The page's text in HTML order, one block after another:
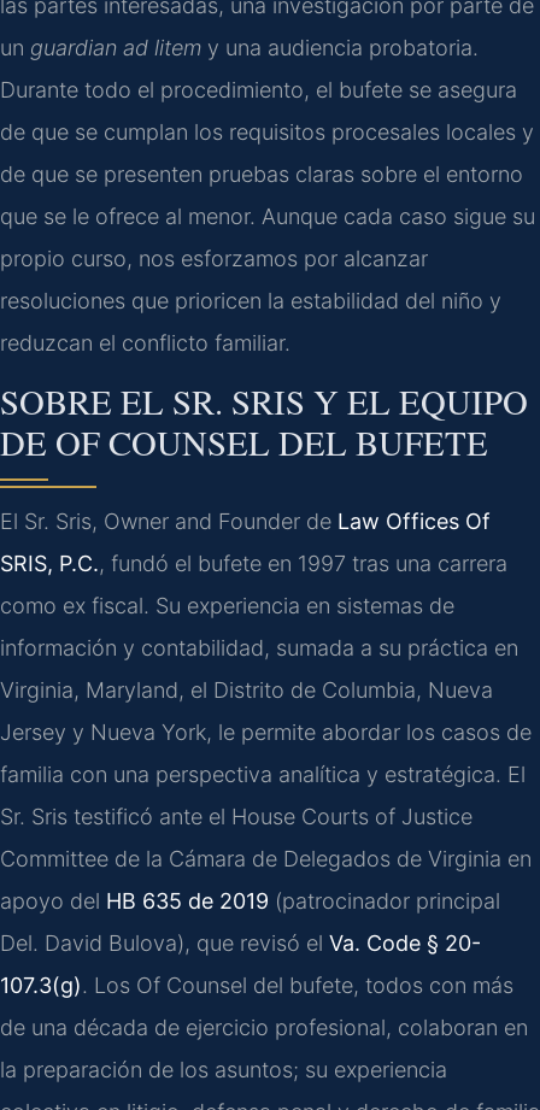
un guardian ad litem y una audiencia probatoria.
Durante todo el procedimiento, el bufete se asegura
de que se cumplan los requisitos procesales locales y
de que se presenten pruebas claras sobre el entorno
que se le ofrece al menor. Aunque cada caso sigue su
propio curso, nos esforzamos por alcanzar
resoluciones que prioricen la estabilidad del niño y
reduzcan el conflicto familiar.
SOBRE EL SR. SRIS Y EL EQUIPO
DE OF COUNSEL DEL BUFETE
El Sr. Sris, Owner and Founder de Law Offices Of
SRIS, P.C., fundó el bufete en 1997 tras una carrera
como ex fiscal. Su experiencia en sistemas de
información y contabilidad, sumada a su práctica en
Virginia, Maryland, el Distrito de Columbia, Nueva
Jersey y Nueva York, le permite abordar los casos de
familia con una perspectiva analítica y estratégica. El
Sr. Sris testificó ante el House Courts of Justice
Committee de la Cámara de Delegados de Virginia en
apoyo del HB 635 de 2019 (patrocinador principal
Del. David Bulova), que revisó el Va. Code § 20-
107.3(g). Los Of Counsel del bufete, todos con más
de una década de ejercicio profesional, colaboran en
la preparación de los asuntos; su experiencia